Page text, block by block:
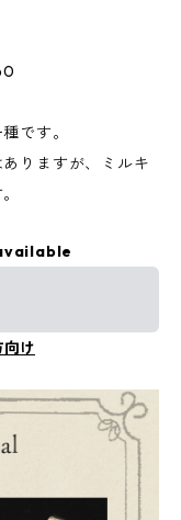
です。
りますが、ミルキ
向け